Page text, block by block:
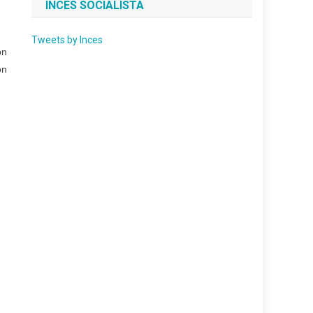
INCES SOCIALISTA
Tweets by Inces